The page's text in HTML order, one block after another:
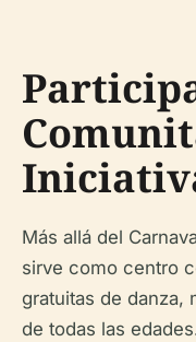
Más allá del
sirve como centro
gratuitas de danza,
de todas las